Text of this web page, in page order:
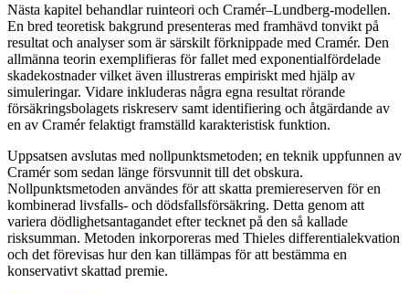
Nästa kapitel behandlar ruinteori och Cramér–Lundberg-modellen.
En bred teoretisk bakgrund presenteras med framhävd tonvikt på
resultat och analyser som är särskilt förknippade med Cramér. Den
allmänna teorin exemplifieras för fallet med exponentialfördelade
skadekostnader vilket även illustreras empiriskt med hjälp av
simuleringar. Vidare inkluderas några egna resultat rörande
försäkringsbolagets riskreserv samt identifiering och åtgärdande av
en av Cramér felaktigt framställd karakteristisk funktion.
Uppsatsen avslutas med nollpunktsmetoden; en teknik uppfunnen av
Cramér som sedan länge försvunnit till det obskura.
Nollpunktsmetoden användes för att skatta premiereserven för en
kombinerad livsfalls- och dödsfallsförsäkring. Detta genom att
variera dödlighetsantagandet efter tecknet på den så kallade
risksumman. Metoden inkorporeras med Thieles differentialekvation
och det förevisas hur den kan tillämpas för att bestämma en
konservativt skattad premie.